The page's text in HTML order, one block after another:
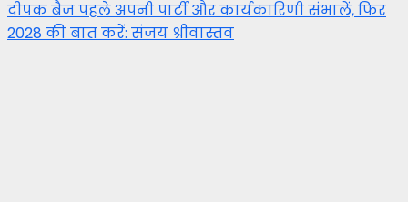
दीपक बैज पहले अपनी पार्टी और कार्यकारिणी संभालें, फिर
2028 की बात करें: संजय श्रीवास्तव